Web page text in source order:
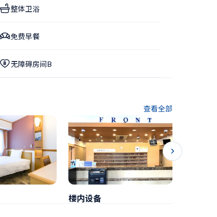
整体卫浴
免费早餐
无障碍房间B
查看全部
楼内设备